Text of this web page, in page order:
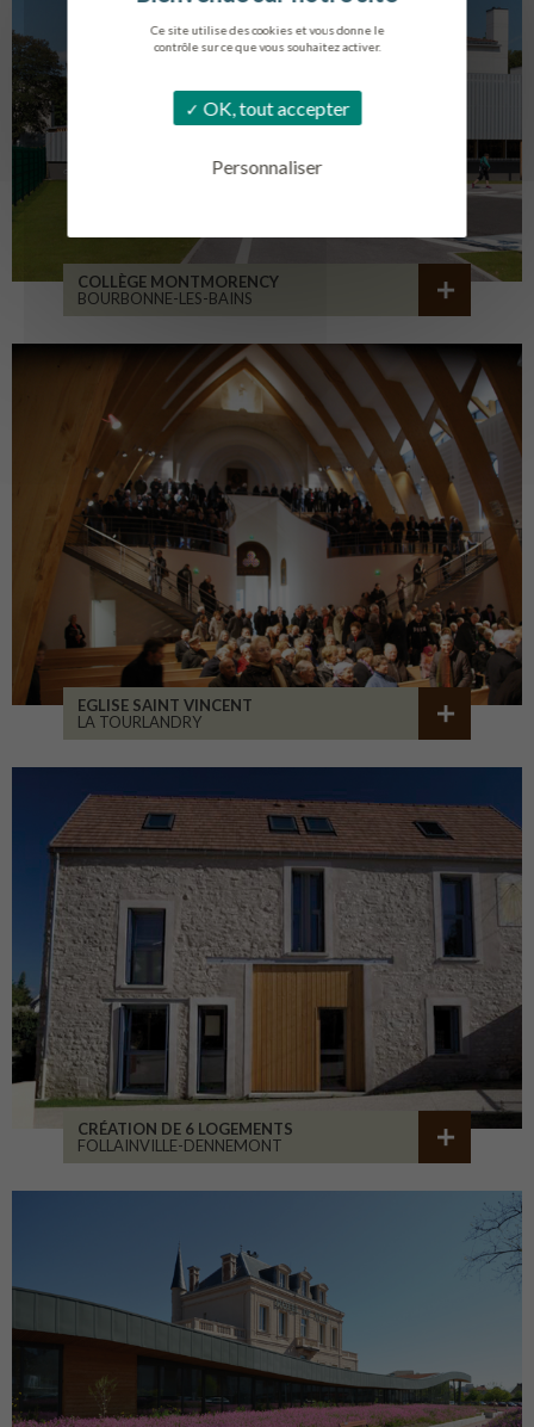
Ce site utilise des cookies et vous donne le
contrôle sur ce que vous souhaitez activer.
OK, tout accepter
Personnaliser
COLLÈGE MONTMORENCY
BOURBONNE-LES-BAINS
EGLISE SAINT VINCENT
LA TOURLANDRY
CRÉATION DE 6 LOGEMENTS
FOLLAINVILLE-DENNEMONT